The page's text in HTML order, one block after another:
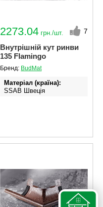
2273.04 грн./шт. 7
Внутрішній кут ринви
135 Flamingo
Бренд: BudMat
Матеріал (країна)
SSAB Швеція